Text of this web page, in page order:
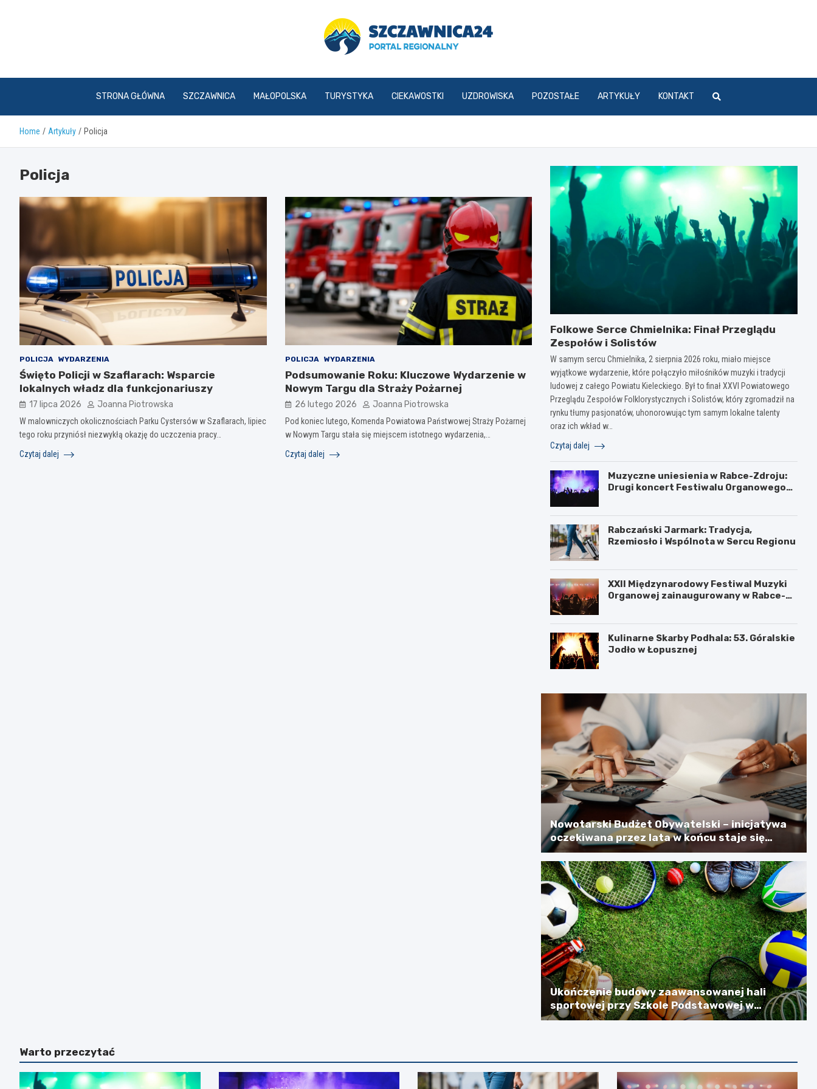
szczawnica24.pl
STRONA GŁÓWNA SZCZAWNICA MAŁOPOLSKA TURYSTYKA CIEKAWOSTKI UZDROWISKA POZOSTAŁE ARTYKUŁY KONTAKT
Home Artykuły Policja
Policja
POLICJA WYDARZENIA
Święto Policji w Szaflarach: Wsparcie
lokalnych władz dla funkcjonariuszy
17 lipca 2026 Joanna Piotrowska
W malowniczych okolicznościach Parku Cystersów w Szaflarach, lipiec
tego roku przyniósł niezwykłą okazję do uczczenia pracy…
Czytaj dalej
POLICJA WYDARZENIA
Podsumowanie Roku: Kluczowe Wydarzenie w
Nowym Targu dla Straży Pożarnej
26 lutego 2026 Joanna Piotrowska
Pod koniec lutego, Komenda Powiatowa Państwowej Straży Pożarnej
w Nowym Targu stała się miejscem istotnego wydarzenia,…
Czytaj dalej
Folkowe Serce Chmielnika: Finał Przeglądu
Zespołów i Solistów
W samym sercu Chmielnika, 2 sierpnia 2026 roku, miało miejsce
wyjątkowe wydarzenie, które połączyło miłośników muzyki i tradycji
ludowej z całego Powiatu Kieleckiego. Był to finał XXVI Powiatowego
Przeglądu Zespołów Folklorystycznych i Solistów, który zgromadził na
rynku tłumy pasjonatów, uhonorowując tym samym lokalne talenty
oraz ich wkład w…
Czytaj dalej
Muzyczne uniesienia w Rabce-Zdroju:
Drugi koncert Festiwalu Organowego
Rabczański Jarmark: Tradycja,
Rzemiosło i Wspólnota w Sercu Regionu
XXII Międzynarodowy Festiwal Muzyki
Organowej zainaugurowany w Rabce-
Kulinarne Skarby Podhala: 53. Góralskie
Jodło w Łopusznej
Nowotarski Budżet Obywatelski – inicjatywa
oczekiwana przez lata w końcu staje się
rzeczywistością
Ukończenie budowy zaawansowanej hali
sportowej przy Szkole Podstawowej w
Szlachtowej
Warto przeczytać